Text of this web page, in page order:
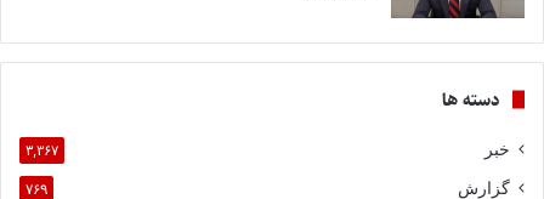
دسته ها
خبر ۳,۳۶۷
گزارش ۷۶۹